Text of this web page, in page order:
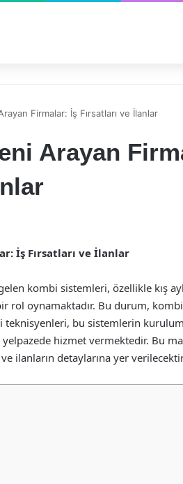
Firmalar: İş Fırsatları ve İlanlar
Arayan
İş Fırsatları ve İlanlar
kombi sistemleri, özellikle kış
rol oynamaktadır. Bu durum,
teknisyenleri, bu sistemlerin
hizmet vermektedir. Bu
ilanların detaylarına yer